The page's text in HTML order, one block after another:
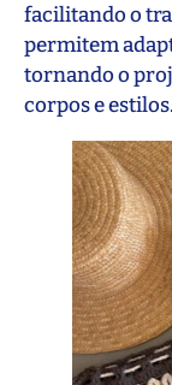
facilitando o
permitem
tornando o
corpos e estilos.